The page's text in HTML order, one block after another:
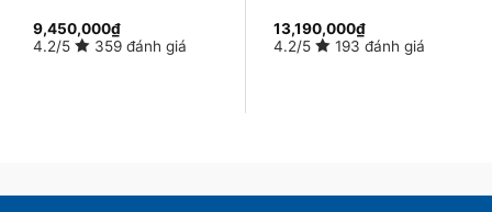
– Tăng hiệu năng làm lạnh.
9,450,000₫
4.2/5
359 đánh giá
13,190,000₫
4.2/5
193 đánh giá